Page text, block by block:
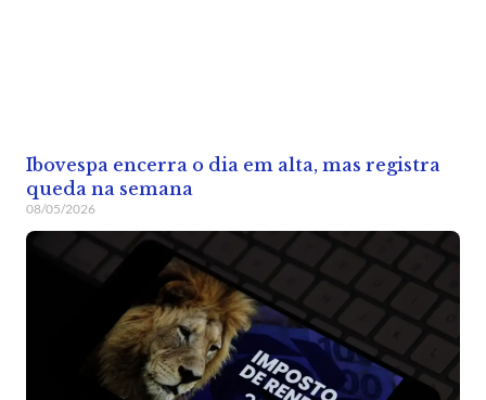
Ibovespa encerra o dia em alta, mas registra
queda na semana
08/05/2026